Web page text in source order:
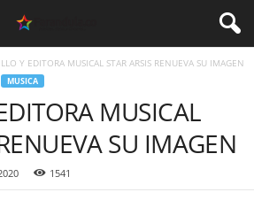
Y EDITORA MUSICAL STAR ARSIS RENUEVA SU IMAGEN
MUSICA
MUSICAL
SU IMAGEN
1541